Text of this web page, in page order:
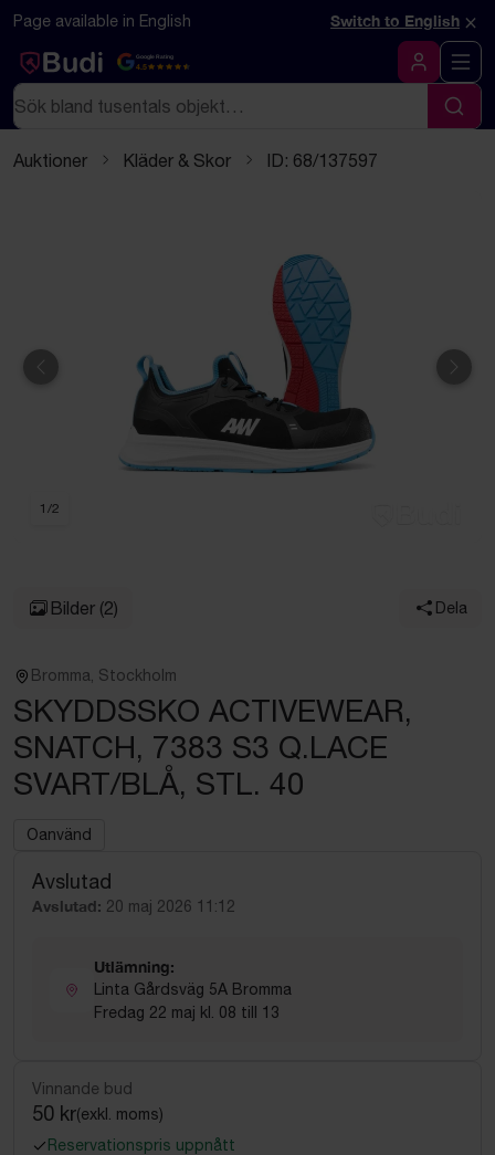
Hoppa till innehåll
Textbaserad (markdown) version av denna sida
Page available in English Switch to English ×
Google Rating
4.5
Logga in
Sök
Sök
Auktioner Kläder & Skor ID: 68/137597
Föregående
1 /2
Bilder (2) Dela
Bromma, Stockholm
SKYDDSSKO ACTIVEWEAR,
SNATCH, 7383 S3 Q.LACE
SVART/BLÅ, STL. 40
Oanvänd
Avslutad
Avslutad: 20 maj 2026 11:12
Utlämning:
Linta Gårdsväg 5A Bromma
Fredag 22 maj kl. 08 till 13
Vinnande bud
50 kr(exkl. moms)
Reservationspris uppnått